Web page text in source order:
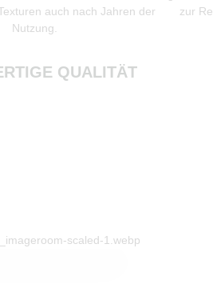
auch nach Jahren der
Nutzung.
QUALITÄT
zur